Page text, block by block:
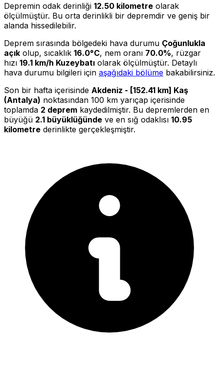
Depremin odak derinliği 12.50 kilometre olarak
ölçülmüştür. Bu orta derinlikli bir depremdir ve geniş bir
alanda hissedilebilir.
Deprem sırasında bölgedeki hava durumu Çoğunlukla
açık olup, sıcaklık 16.0°C, nem oranı 70.0%, rüzgar
hızı 19.1 km/h Kuzeybatı olarak ölçülmüştür. Detaylı
hava durumu bilgileri için aşağıdaki bölüme bakabilirsiniz.
Son bir hafta içerisinde Akdeniz - [152.41 km] Kaş
(Antalya) noktasından 100 km yarıçap içerisinde
toplamda 2 deprem kaydedilmiştir. Bu depremlerden en
büyüğü 2.1 büyüklüğünde ve en sığ odaklısı 10.95
kilometre derinlikte gerçekleşmiştir.